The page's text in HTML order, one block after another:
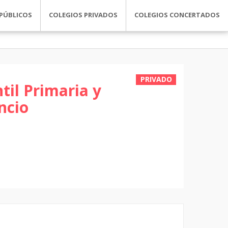
COLEGIOS PRIVADOS COLEGIOS CONCERTADOS
PRIVADO
Primaria y